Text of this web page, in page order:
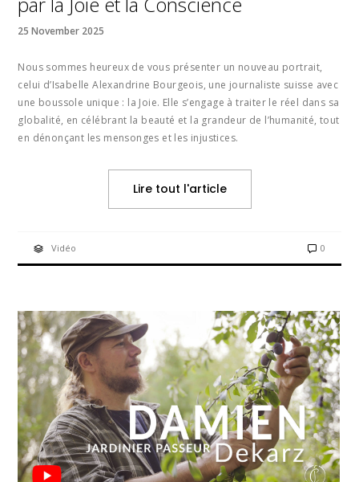
25 November 2025
Nous sommes heureux de vous présenter un nouveau portrait,
celui d’Isabelle Alexandrine Bourgeois, une journaliste suisse avec
une boussole unique : la Joie. Elle s’engage à traiter le réel dans sa
globalité, en célébrant la beauté et la grandeur de l’humanité, tout
en dénonçant les mensonges et les injustices.
Lire tout l'article
Vidéo 0